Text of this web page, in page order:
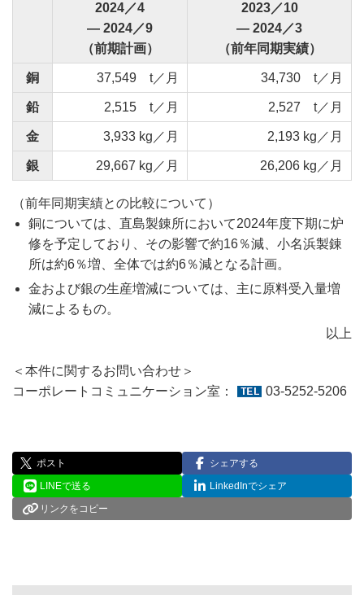
2024／4
― 2024／9
（前期計画）
2023／10
― 2024／3
（前年同期実績）
銅 37,549 t／月 34,730 t／月
鉛 2,515 t／月 2,527 t／月
金 3,933 kg／月 2,193 kg／月
銀 29,667 kg／月 26,206 kg／月
（前年同期実績との比較について）
銅については、直島製錬所において2024年度下期に炉
修を予定しており、その影響で約16％減、小名浜製錬
所は約6％増、全体では約6％減となる計画。
金および銀の生産増減については、主に原料受入量増
減によるもの。
以上
＜本件に関するお問い合わせ＞
コーポレートコミュニケーション室：
03-5252-5206
ポスト
シェアする
LINEで送る
LinkedInでシェア
リンクをコピー